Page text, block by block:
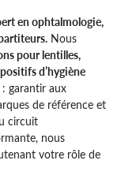
en ophtalmologie,
Nous
pour lentilles,
d’hygiène
garantir aux
de référence et
circuit
nous
votre rôle de